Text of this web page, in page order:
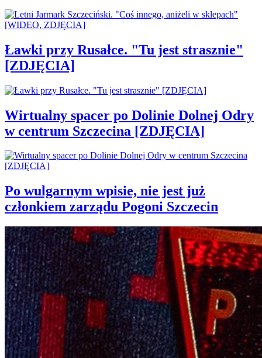
Ławki przy Rusałce. "Tu jest strasznie"
[ZDJĘCIA]
Wirtualny spacer po Dolinie Dolnej Odry
w centrum Szczecina [ZDJĘCIA]
Po wulgarnym wpisie, nie jest już
członkiem zarządu Pogoni Szczecin